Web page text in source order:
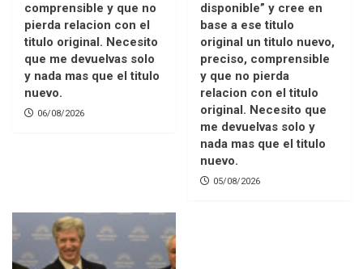
comprensible y que no
pierda relacion con el
titulo original. Necesito
que me devuelvas solo
y nada mas que el titulo
nuevo.
06/08/2026
disponible” y cree en
base a ese titulo
original un titulo nuevo,
preciso, comprensible
y que no pierda
relacion con el titulo
original. Necesito que
me devuelvas solo y
nada mas que el titulo
nuevo.
05/08/2026